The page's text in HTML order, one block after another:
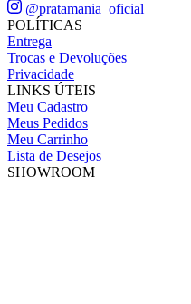
@pratamania_oficial
POLÍTICAS
Entrega
Trocas e Devoluções
Privacidade
LINKS ÚTEIS
Meu Cadastro
Meus Pedidos
Meu Carrinho
Lista de Desejos
SHOWROOM